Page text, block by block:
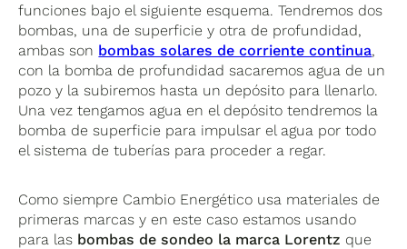
funciones bajo el siguiente esquema. Tendremos dos
bombas, una de superficie y otra de profundidad,
ambas son bombas solares de corriente continua,
con la bomba de profundidad sacaremos agua de un
pozo y la subiremos hasta un depósito para llenarlo.
Una vez tengamos agua en el depósito tendremos la
bomba de superficie para impulsar el agua por todo
el sistema de tuberías para proceder a regar.
Como siempre Cambio Energético usa materiales de
primeras marcas y en este caso estamos usando
para las bombas de sondeo la marca Lorentz que